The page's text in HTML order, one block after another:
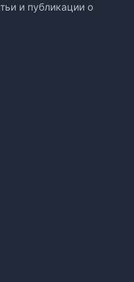
и публикации о